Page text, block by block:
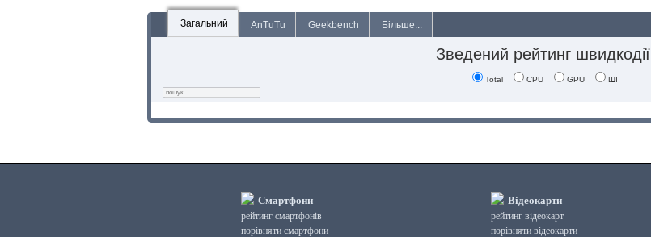
Загальний AnTuTu Geekbench Більше...
Зведений рейтинг швидкодії
Total CPU GPU ШІ
Смартфони
рейтинг смартфонів
порівняти смартфони
Відеокарти
рейтинг відеокарт
порівняти відеокарти